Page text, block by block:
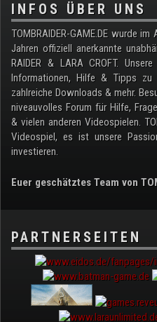
INFOS ÜBER UNS
TOMBRAIDER-GAME.DE wurde
Jahren offiziell anerkannte
RAIDER & LARA CROFT.
Informationen, Hilfe & Tipps
zahlreiche Downloads & mehr.
niveauvolles Forum für Hilfe,
& vielen anderen Videospielen.
Videospiel, es ist unsere
investieren.
Euer geschätztes Team von
PARTNERSEITEN